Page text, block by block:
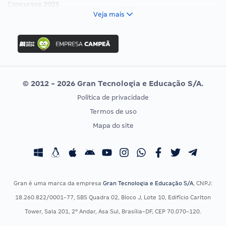
Concursos 2025
Concurso Ibama
Concurso MPU
Editais publicados
Vunesp
CONCURSOS POR PROFISSÃO
Concursos Fiscais
Concursos Saúde
EXAME DE ORDEM
Calendário OAB
Veja mais
© 2012 - 2026 Gran Tecnologia e Educação S/A.
Política de privacidade
Termos de uso
Mapa do site
Gran é uma marca da empresa Gran Tecnologia e Educação S/A, CNPJ:
18.260.822/0001-77, SBS Quadra 02, Bloco J, Lote 10, Edifício Carlton
Tower, Sala 201, 2º Andar, Asa Sul, Brasília-DF, CEP 70.070-120.